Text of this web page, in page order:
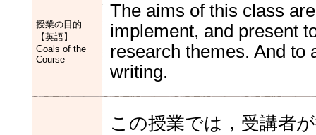
授業の目的
【英語】
Goals of the
Course
The aims of this class
implement, and present
research themes. And to
writing.
この授業では，受講者